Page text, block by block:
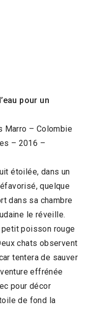
pour un
Marro – Colombie
– 2016 –
étoilée, dans un
quelque
dans sa chambre
le réveille.
poisson rouge
chats observent
tentera de sauver
effrénée
pour décor
de fond la